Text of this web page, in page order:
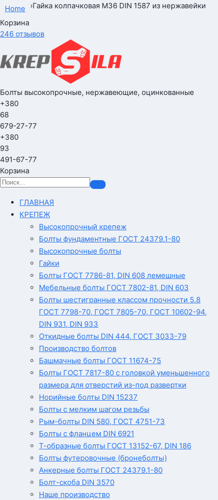
Home ›Гайка колпачковая М36 DIN 1587 из нержавейки
Корзина
246 отзывов
Болты высокопрочные, нержавеющие, оцинкованные
+380
68
679-27-77
+380
93
491-67-77
Корзина
ГЛАВНАЯ
КРЕПЕЖ
Высокопрочный крепеж
Болты фундаментные ГОСТ 24379.1-80
Высокопрочные болты
Гайки
Болты ГОСТ 7786-81, DIN 608 лемешные
Мебельные болты ГОСТ 7802-81, DIN 603
Болты шестигранные классом прочности 5.8
ГОСТ 7798-70, ГОСТ 7805-70, ГОСТ 10602-94,
DIN 931, DIN 933
Откидные болты DIN 444, ГОСТ 3033-79
Производство болтов
Башмачные болты ГОСТ 11674-75
Болты ГОСТ 7817-80 с головкой уменьшенного
размера для отверстий из-под развертки
Норийные болты DIN 15237
Болты с мелким шагом резьбы
Рым-болты DIN 580, ГОСТ 4751-73
Болты с фланцем DIN 6921
Т-образные болты ГОСТ 13152-67, DIN 186
Болты футеровочные (бронеболты)
Анкерные болты ГОСТ 24379.1-80
Болт-скоба DIN 3570
Наше производство